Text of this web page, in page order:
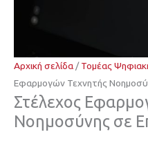
Αρχική σελίδα/Τομέας
Εφαρμογών Τεχνητής
Στέλεχος
Νοημοσύνης σε